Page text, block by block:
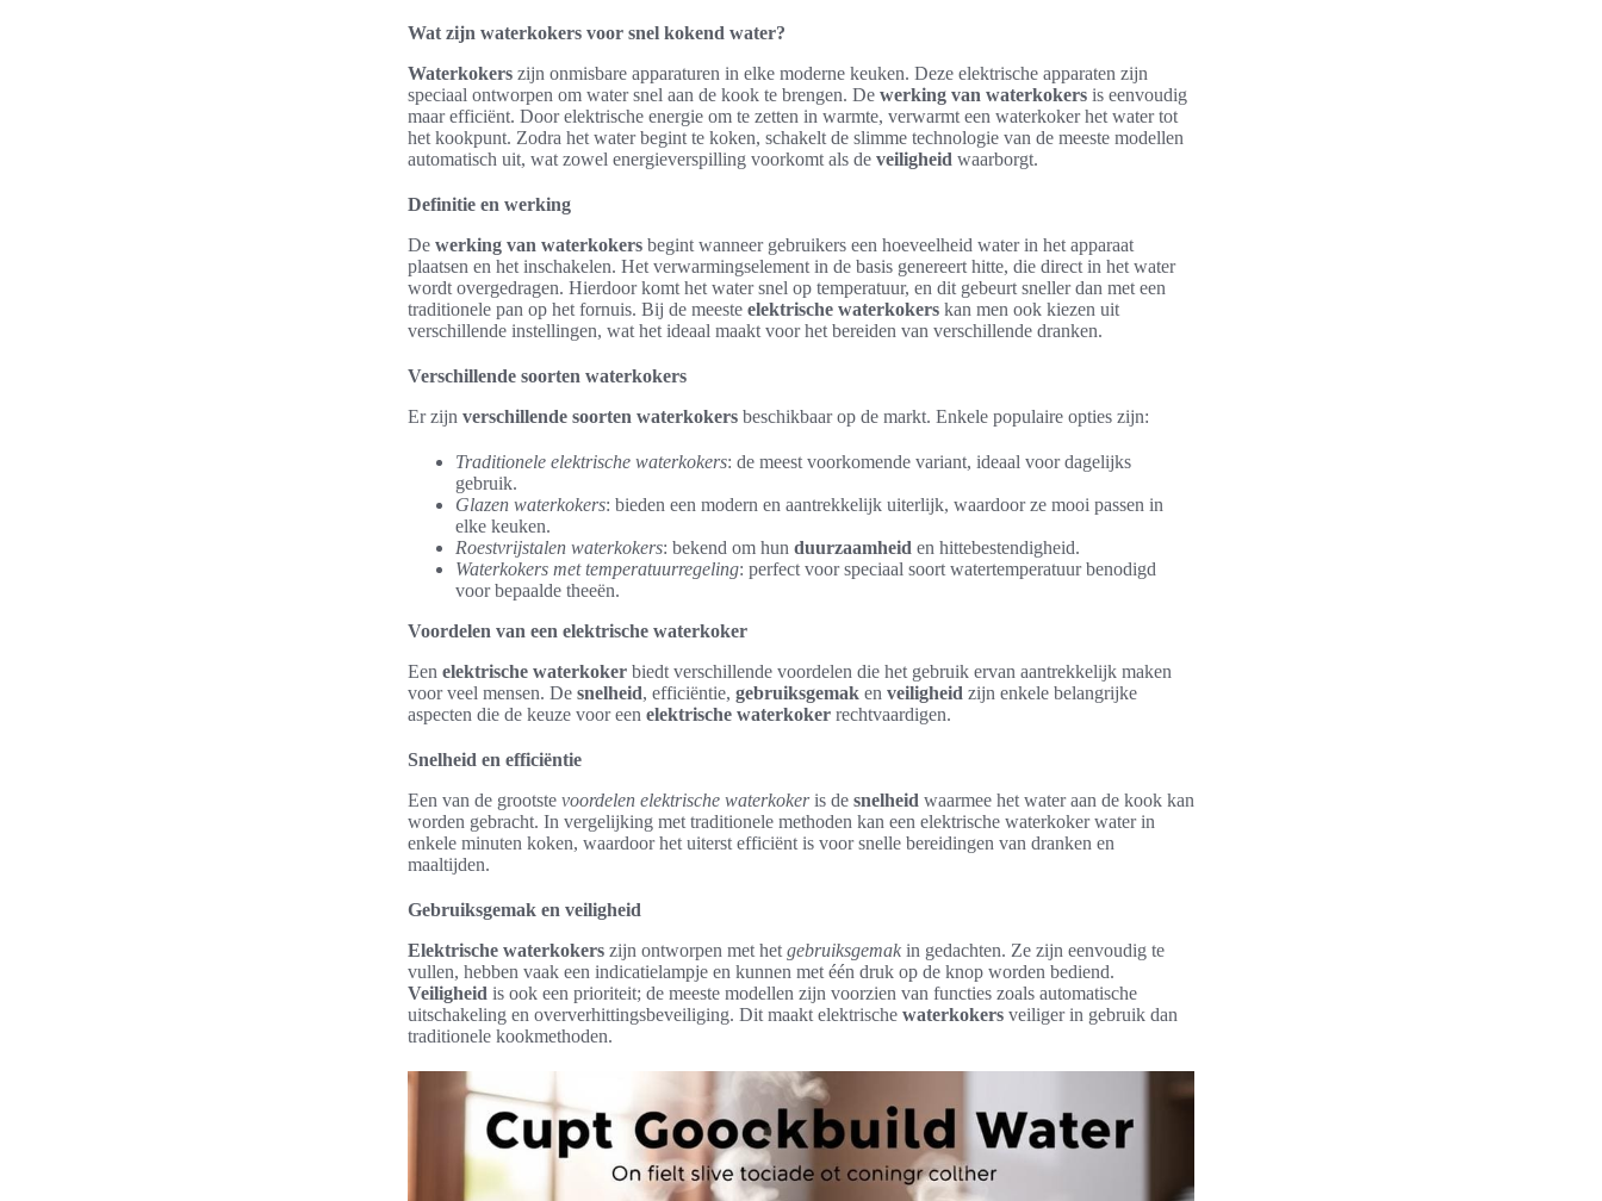
Wat zijn waterkokers voor snel kokend water?
Waterkokers zijn onmisbare apparaturen in elke moderne keuken. Deze elektrische apparaten zijn
speciaal ontworpen om water snel aan de kook te brengen. De werking van waterkokers is eenvoudig
maar efficiënt. Door elektrische energie om te zetten in warmte, verwarmt een waterkoker het water tot
het kookpunt. Zodra het water begint te koken, schakelt de slimme technologie van de meeste modellen
automatisch uit, wat zowel energieverspilling voorkomt als de veiligheid waarborgt.
Definitie en werking
De werking van waterkokers begint wanneer gebruikers een hoeveelheid water in het apparaat
plaatsen en het inschakelen. Het verwarmingselement in de basis genereert hitte, die direct in het water
wordt overgedragen. Hierdoor komt het water snel op temperatuur, en dit gebeurt sneller dan met een
traditionele pan op het fornuis. Bij de meeste elektrische waterkokers kan men ook kiezen uit
verschillende instellingen, wat het ideaal maakt voor het bereiden van verschillende dranken.
Verschillende soorten waterkokers
Er zijn verschillende soorten waterkokers beschikbaar op de markt. Enkele populaire opties zijn:
Traditionele elektrische waterkokers: de meest voorkomende variant, ideaal voor dagelijks
gebruik.
Glazen waterkokers: bieden een modern en aantrekkelijk uiterlijk, waardoor ze mooi passen in
elke keuken.
Roestvrijstalen waterkokers: bekend om hun duurzaamheid en hittebestendigheid.
Waterkokers met temperatuurregeling: perfect voor speciaal soort watertemperatuur benodigd
voor bepaalde theeën.
Voordelen van een elektrische waterkoker
Een elektrische waterkoker biedt verschillende voordelen die het gebruik ervan aantrekkelijk maken
voor veel mensen. De snelheid, efficiëntie, gebruiksgemak en veiligheid zijn enkele belangrijke
aspecten die de keuze voor een elektrische waterkoker rechtvaardigen.
Snelheid en efficiëntie
Een van de grootste voordelen elektrische waterkokeris de snelheid waarmee het water aan de kook kan
worden gebracht. In vergelijking met traditionele methoden kan een elektrische waterkoker water in
enkele minuten koken, waardoor het uiterst efficiënt is voor snelle bereidingen van dranken en
maaltijden.
Gebruiksgemak en veiligheid
Elektrische waterkokers zijn ontworpen met het gebruiksgemak in gedachten. Ze zijn eenvoudig te
vullen, hebben vaak een indicatielampje en kunnen met één druk op de knop worden bediend.
Veiligheid is ook een prioriteit; de meeste modellen zijn voorzien van functies zoals automatische
uitschakeling en oververhittingsbeveiliging. Dit maakt elektrische waterkokers veiliger in gebruik dan
traditionele kookmethoden.